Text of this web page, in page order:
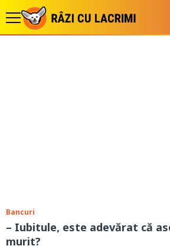
Bancuri
– Iubitule, este adevărat că
murit?